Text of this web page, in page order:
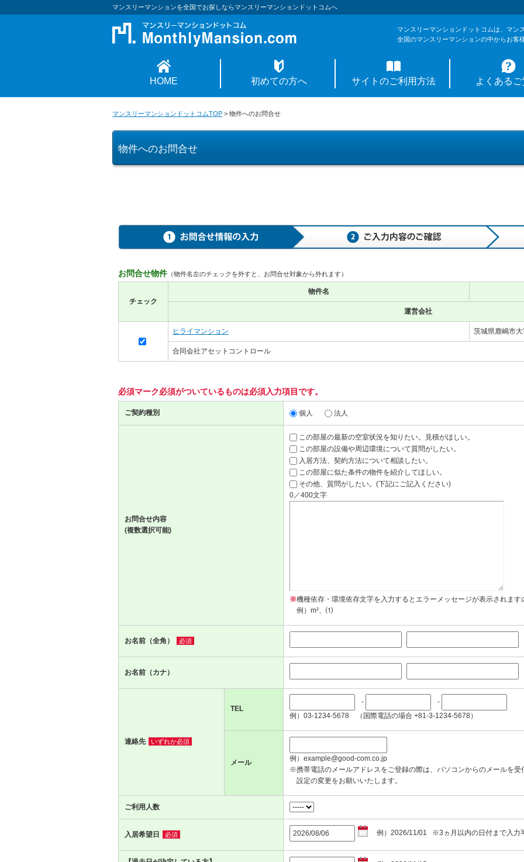
マンスリーマンションを全国でお探しならマンスリーマンションドットコムへ
マンスリーマンションドットコムは、マン
全国のマンスリーマンションの中からお客
HOME 初めての方へ サイトのご利用方法 よくあるご
マンスリーマンションドットコムTOP > 物件へのお問合せ
物件へのお問合せ
お問合せ物件 （物件名左のチェックを外すと、お問合せ対象から外れます）
チェック
物件名
運営会社
ヒライマンション 茨城県鹿嶋市
合同会社アセットコントロール
必須マーク必須がついているものは必須入力項目です。
ご契約種別 個人 法人
お問合せ内容
(複数選択可能)
この部屋の最新の空室状況を知りたい。見積がほしい。
この部屋の設備や周辺環境について質問がしたい。
入居方法、契約方法について相談したい。
この部屋に似た条件の物件を紹介してほしい。
その他、質問がしたい。(下記にご記入ください)
0／400文字
※機種依存・環境依存文字を入力するとエラーメッセージが表示されます
例）m²、⑴
お名前（全角） 必須
お名前（カナ）
連絡先 いずれか必須
TEL
-
-
例）03-1234-5678 （国際電話の場合 +81-3-1234-5678）
メール
例）example@good-com.co.jp
※携帯電話のメールアドレスをご登録の際は、パソコンからのメールを受
設定の変更をお願いいたします。
ご利用人数
入居希望日 必須 例）2026/11/01 ※3ヵ月以内の日付まで入力